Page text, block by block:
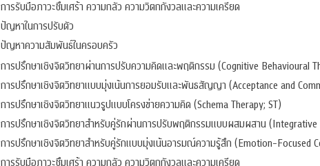
การรับมือภาวะซึมเศร้า ความกลัว ความวิตกกังวลและความเครียด
ปัญหาในการปรับตัว
ปัญหาความสัมพันธ์ในครอบครัว
การปรึกษาเชิงจิตวิทยาผ่านการปรับความคิดและพฤติกรรม (Cognitive Behavioural
การปรึกษาเชิงจิตวิทยาแบบมุ่งเน้นการยอมรับและพันธสัญญา (Acceptance and
การปรึกษาเชิงจิตวิทยาแนวรูปแบบโครงข่ายความคิด (Schema Therapy; ST)
การปรึกษาเชิงจิตวิทยาสำหรับคู่รักผ่านการปรับพฤติกรรมแบบผสมผสาน (Integrative
การปรึกษาเชิงจิตวิทยาสำหรับคู่รักแบบมุ่งเน้นอารมณ์ความรู้สึก (Emotion-Focused
การรับมือภาวะซึมเศร้า ความกลัว ความวิตกกังวลและความเครียด